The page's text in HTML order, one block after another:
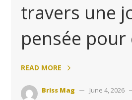
travers une
pensée pour
READ MORE
Briss Mag June 4, 2026